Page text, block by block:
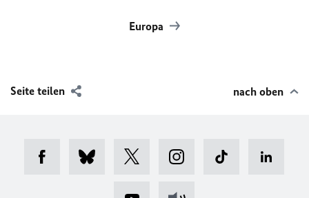
Europa
Seite teilen nach oben